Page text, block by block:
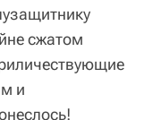
сжатом
и